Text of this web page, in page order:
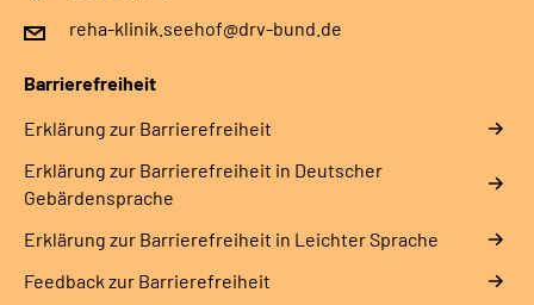
reha-klinik.seehof@drv-bund.de
Barrierefreiheit
Erklärung zur Barrierefreiheit
Erklärung zur Barrierefreiheit in Deutscher
Gebärdensprache
Erklärung zur Barrierefreiheit in Leichter Sprache
Feedback zur Barrierefreiheit